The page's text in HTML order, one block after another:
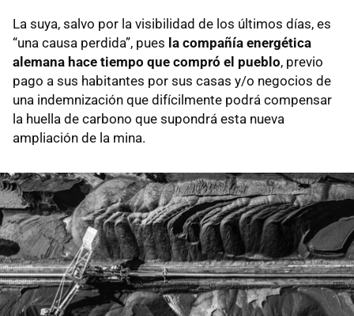
La suya, salvo por la visibilidad de los últimos días, es
“una causa perdida”, pues la compañía energética
alemana hace tiempo que compró el pueblo, previo
pago a sus habitantes por sus casas y/o negocios de
una indemnización que difícilmente podrá compensar
la huella de carbono que supondrá esta nueva
ampliación de la mina.